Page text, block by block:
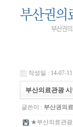
작성일 : 14-07-
부산의료관광
글쓴이 : 부산권의
★부산의료관광